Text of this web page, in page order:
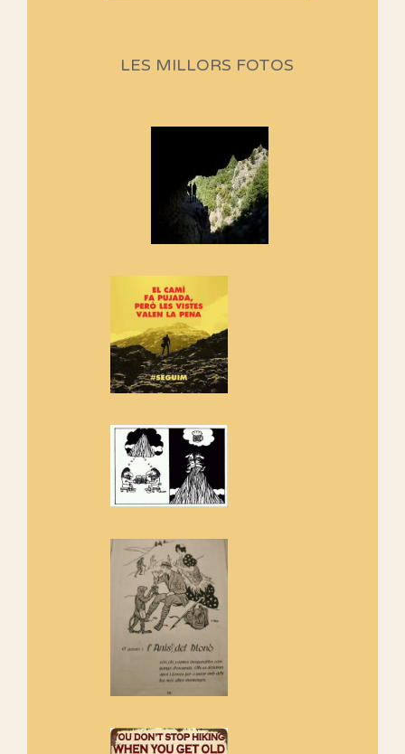
Si no podem caminar, alguna
Els Centpeus signen el
Manifest a favor dels Camins
Si ets una entitat o associació
adhereix-te al manifest!
Rebem un diploma dels
Amics de Sant Aniol d'Aguja
Els Centpeus estem implicats
de l'entorn de Sant Aniol
LES MILLORS FOTOS